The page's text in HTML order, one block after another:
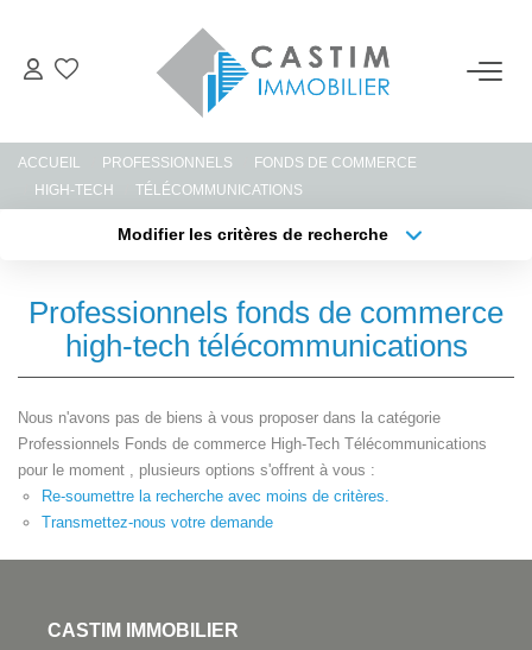
ESTIMER
GERER
CONTACT
ACCUEIL PROFESSIONNELS
FONDS DE COMMERCE
HIGH-TECH
TÉLÉCOMMUNICATIONS
Modifier les critères de recherche
Sélectionnez...
Type de bien
Créer une alerte
Professionnels fonds de commerce
high-tech télécommunications
Nous n'avons pas de biens à vous proposer dans la catégorie
Professionnels Fonds de commerce High-Tech Télécommunications
pour le moment , plusieurs options s'offrent à vous :
Re-soumettre la recherche avec moins de critères.
Transmettez-nous votre demande
L'AGENCE